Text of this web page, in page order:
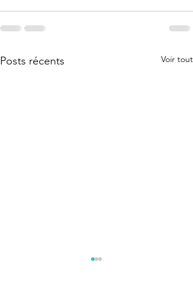
Posts récents Voir tout